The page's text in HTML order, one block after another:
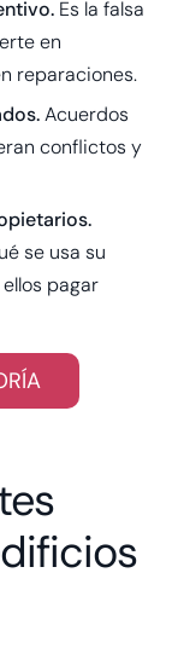
Es la falsa
en
reparaciones.
Acuerdos
conflictos y
se usa su
pagar